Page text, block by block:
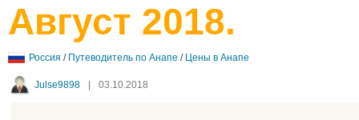
Август 2018.
Россия / Путеводитель по Анапе / Цены в Анапе
Julse9898 | 03.10.2018